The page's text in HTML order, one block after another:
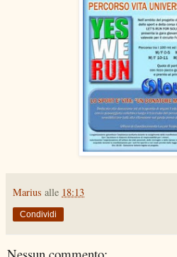
Marius alle 18:13
Condividi